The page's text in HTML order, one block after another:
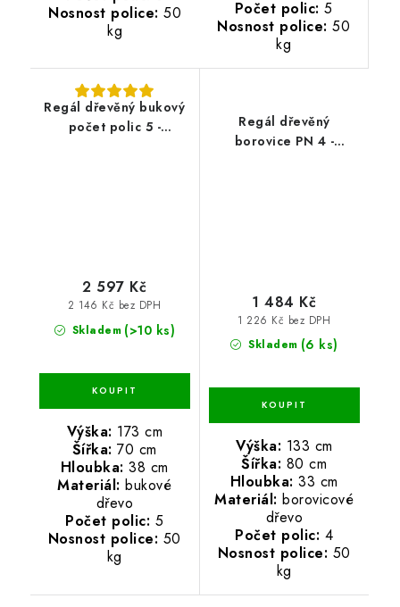
Nosnost police: 50
kg
Počet polic: 5
Nosnost police: 50
kg
Regál dřevěný bukový
počet polic 5 -
Skladem (>10 ks)
2 146 Kč bez DPH
2 597 Kč
Výška: 173 cm
Šířka:70 cm
Hloubka: 38 cm
Materiál: bukové
dřevo
Počet polic: 5
Nosnost police: 50
kg
Regál dřevěný
borovice PN 4 -
Skladem (6 ks)
1 226 Kč bez DPH
1 484 Kč
Výška: 133 cm
Šířka: 80 cm
Hloubka: 33 cm
Materiál: borovicové
dřevo
Počet polic: 4
Nosnost police: 50
kg